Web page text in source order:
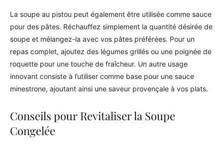
La soupe au pistou peut également être utilisée comme sauce
pour des pâtes. Réchauffez simplement la quantité désirée de
soupe et mélangez-la avec vos pâtes préférées. Pour un
repas complet, ajoutez des légumes grillés ou une poignée de
roquette pour une touche de fraîcheur. Un autre usage
innovant consiste à l’utiliser comme base pour une sauce
minestrone, ajoutant ainsi une saveur provençale à vos plats.
Conseils pour Revitaliser la Soupe
Congelée